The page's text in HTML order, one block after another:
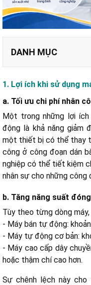
DANH MỤC
b. Tăng năng suất
c. Tăng tính thẩm
d. Giảm sai sót
a. Quy mô nhỏ (hộ
b. Quy mô vừa
điện tử)
a. Kích thước thùng
b. Loại băng keo sử
c. Công suất motor
d. Tính năng tự động
1. Lợi ích khi sử dụng
a. Tối ưu chi phí nhân
Một trong những lợi
động là khả năng giảm
một thiết bị có thể thay
công ở công đoạn dán
nghiệp có thể tiết kiệm
nhân sự cho những công
b. Tăng năng suất
Tùy theo từng dòng
- Máy bán tự động:
- Máy tự động cơ bản:
- Máy cao cấp dây
hoặc thậm chí cao hơn.
Sự chênh lệch này